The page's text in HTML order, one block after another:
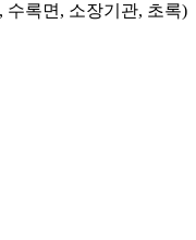
수록면, 소장기관, 초록)